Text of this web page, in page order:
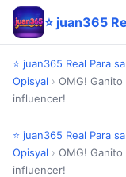
⭐ juan365 Real Para
Opisyal › OMG!
influencer!
⭐ juan365 Real Para
Opisyal › OMG!
influencer!